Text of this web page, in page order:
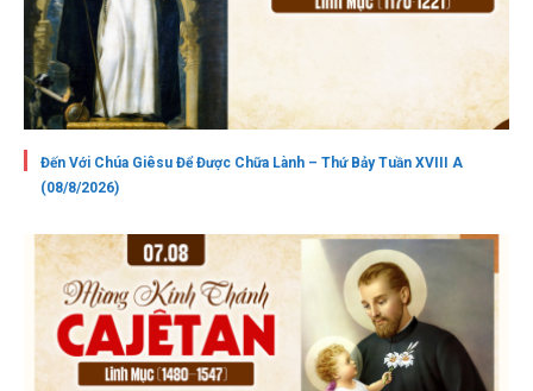
Đến Với Chúa Giêsu Để Được Chữa Lành – Thứ Bảy Tuần XVIII A
(08/8/2026)